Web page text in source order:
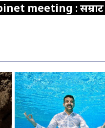
meeting :